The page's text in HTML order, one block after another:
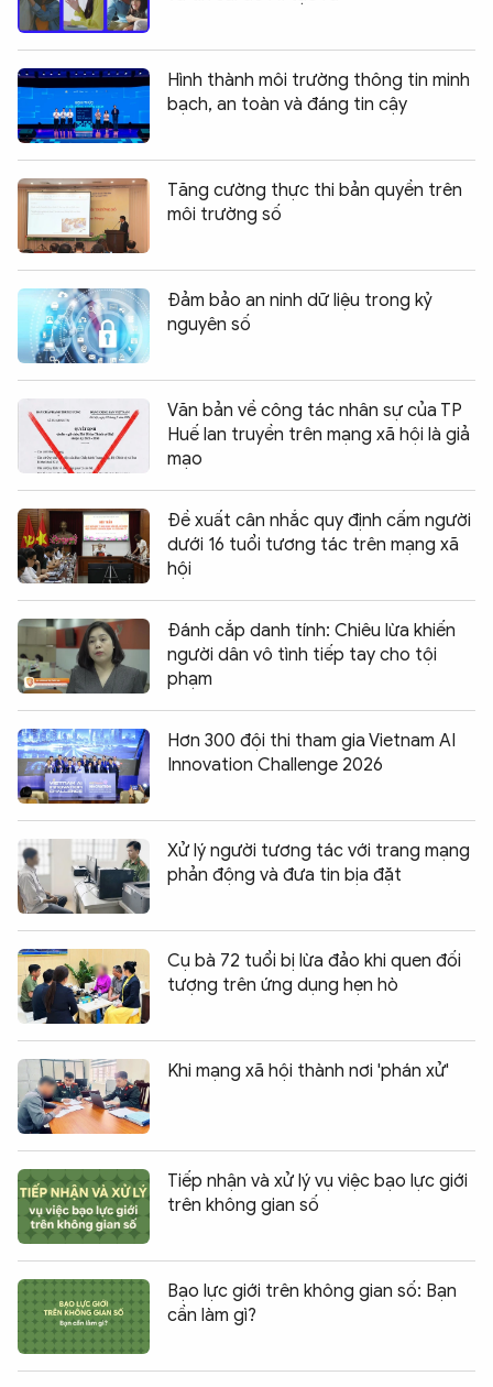
Hình thành môi trường thông tin minh
bạch, an toàn và đáng tin cậy
Tăng cường thực thi bản quyền trên
môi trường số
Đảm bảo an ninh dữ liệu trong kỷ
nguyên số
Văn bản về công tác nhân sự của TP
Huế lan truyền trên mạng xã hội là giả
mạo
Đề xuất cân nhắc quy định cấm người
dưới 16 tuổi tương tác trên mạng xã
hội
Đánh cắp danh tính: Chiêu lừa khiến
người dân vô tình tiếp tay cho tội
phạm
Hơn 300 đội thi tham gia Vietnam AI
Innovation Challenge 2026
Xử lý người tương tác với trang mạng
phản động và đưa tin bịa đặt
Cụ bà 72 tuổi bị lừa đảo khi quen đối
tượng trên ứng dụng hẹn hò
Khi mạng xã hội thành nơi 'phán xử'
Tiếp nhận và xử lý vụ việc bạo lực giới
trên không gian số
Bạo lực giới trên không gian số: Bạn
cần làm gì?